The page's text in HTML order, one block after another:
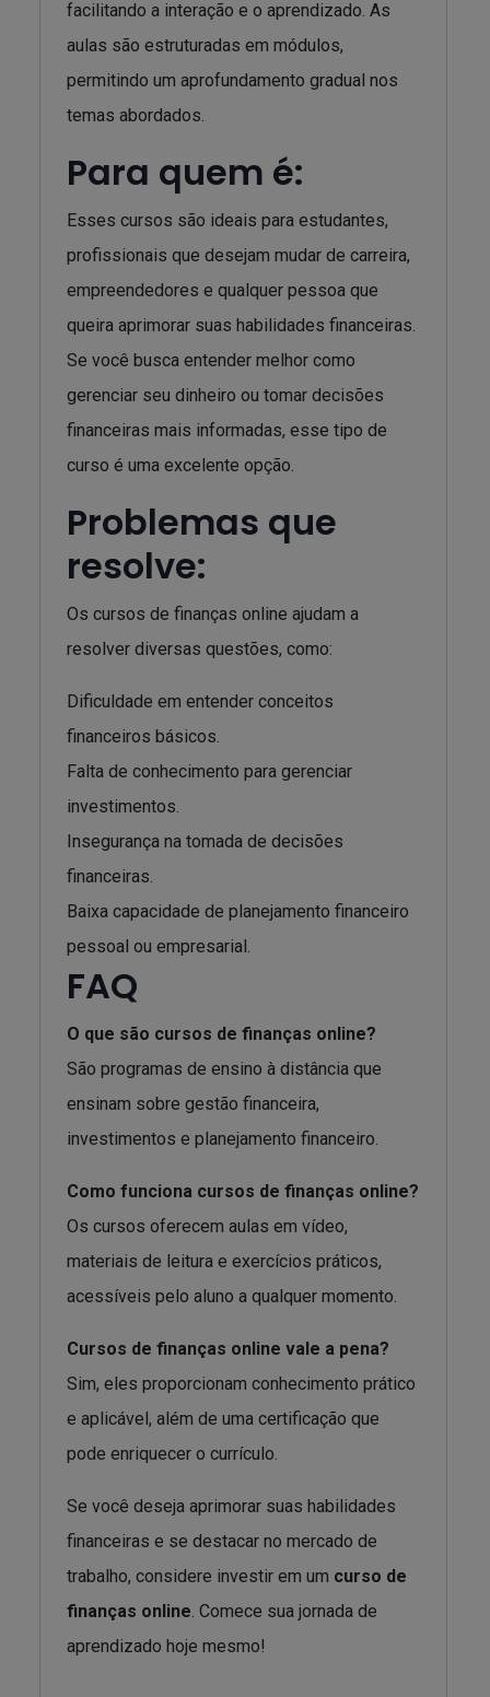
facilitando a interação e o aprendizado. As
aulas são estruturadas em módulos,
permitindo um aprofundamento gradual nos
temas abordados.
Para quem é:
Esses cursos são ideais para estudantes,
profissionais que desejam mudar de carreira,
empreendedores e qualquer pessoa que
queira aprimorar suas habilidades financeiras.
Se você busca entender melhor como
gerenciar seu dinheiro ou tomar decisões
financeiras mais informadas, esse tipo de
curso é uma excelente opção.
Problemas que
resolve:
Os cursos de finanças online ajudam a
resolver diversas questões, como:
Dificuldade em entender conceitos
financeiros básicos.
Falta de conhecimento para gerenciar
investimentos.
Insegurança na tomada de decisões
financeiras.
Baixa capacidade de planejamento financeiro
pessoal ou empresarial.
FAQ
O que são cursos de finanças online?
São programas de ensino à distância que
ensinam sobre gestão financeira,
investimentos e planejamento financeiro.
Como funciona cursos de finanças online?
Os cursos oferecem aulas em vídeo,
materiais de leitura e exercícios práticos,
acessíveis pelo aluno a qualquer momento.
Cursos de finanças online vale a pena?
Sim, eles proporcionam conhecimento prático
e aplicável, além de uma certificação que
pode enriquecer o currículo.
Se você deseja aprimorar suas habilidades
financeiras e se destacar no mercado de
trabalho, considere investir em um curso de
finanças online. Comece sua jornada de
aprendizado hoje mesmo!